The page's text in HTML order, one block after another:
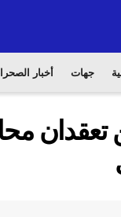
جهات أخبار